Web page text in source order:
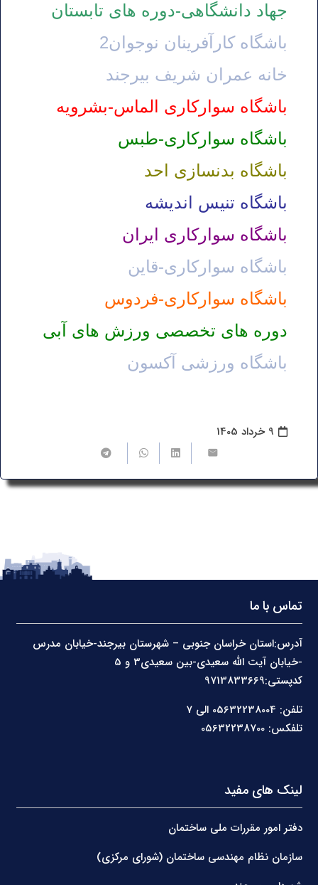
جهاد دانشگاهی-دوره های تابستان
باشگاه کارآفرینان نوجوان2
خانه عمران شریف بیرجند
باشگاه سوارکاری الماس-بشرویه
باشگاه سوارکاری-طبس
باشگاه بدنسازی احد
باشگاه تنیس اندیشه
باشگاه سوارکاری ایران
باشگاه سوارکاری-قاین
باشگاه سوارکاری-فردوس
دوره های تخصصی ورزش های آبی
باشگاه ورزشی آکسون
9 خرداد 1405
تماس با ما
آدرس:استان خراسان جنوبی – شهرستان بیرجند-خیابان مدرس
کدپستی:9713833669
تلفن: 05632238004 الی 7
تلفکس: 05632238700
لینک های مفید
دفتر امور مقررات ملی ساختمان
سازمان نظام مهندسی ساختمان (شورای مرکزی)